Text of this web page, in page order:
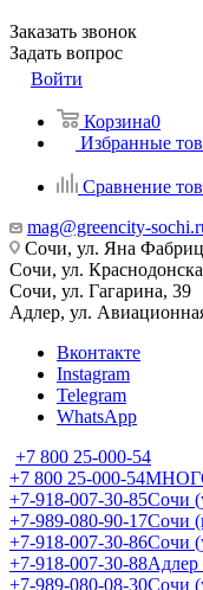
Заказать звонок
Задать вопрос
Войти
Корзина0
Избранные
Сравнение
mag@greencity-
Сочи, ул. Яна
Сочи, ул.
Сочи, ул. Гагарина, 39
Адлер, ул.
Вконтакте
Instagram
Telegram
WhatsApp
+7 800 25-000-54
+7 800 25-000-54
+7-918-007-30-85Сочи
+7-989-080-90-17Сочи
+7-918-007-30-86Сочи
+7-918-007-30-88Адлер
+7-989-080-08-30Сочи